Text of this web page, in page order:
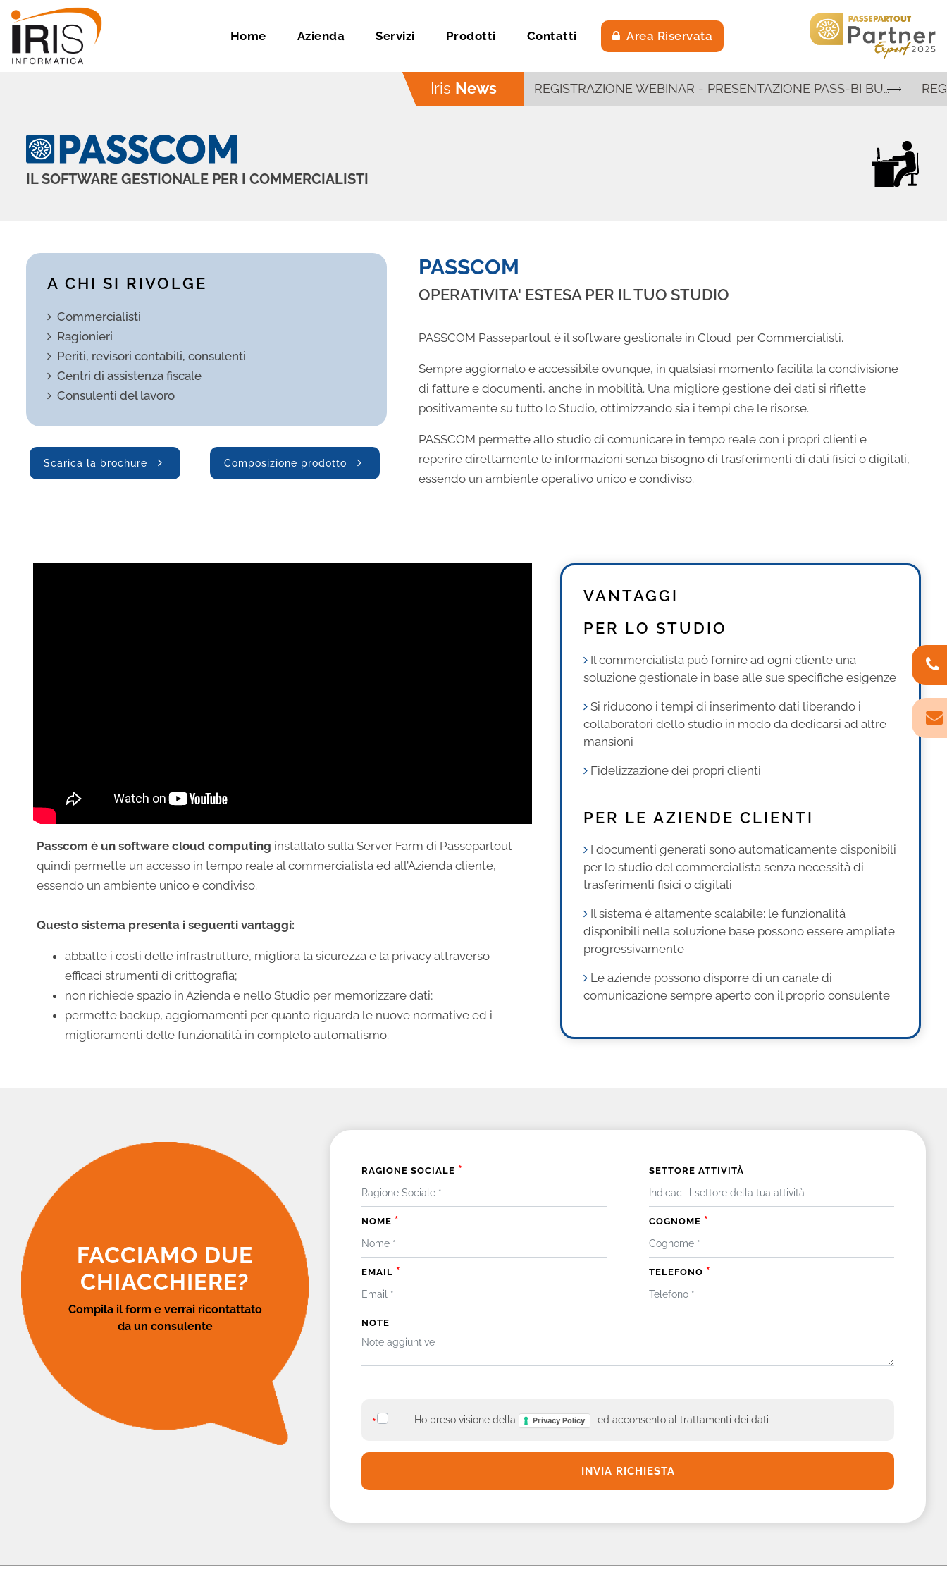
Home Azienda Servizi Prodotti Contatti Area Riservata
Iris News REGISTRAZIONE WEBINAR - PRESENTAZIONE PASS-BI BUSINESS INTELLIGENCE E INTELLIGENZA ARTIFICIALE
IL SOFTWARE GESTIONALE PER I COMMERCIALISTI
A CHI SI RIVOLGE
Commercialisti
Ragionieri
Periti, revisori contabili, consulenti
Centri di assistenza fiscale
Consulenti del lavoro
Scarica la brochure Composizione prodotto
PASSCOM
OPERATIVITA' ESTESA PER IL TUO STUDIO
PASSCOM Passepartout è il software gestionale in Cloud per Commercialisti.
Sempre aggiornato e accessibile ovunque, in qualsiasi momento facilita la condivisione
di fatture e documenti, anche in mobilità. Una migliore gestione dei dati si riflette
positivamente su tutto lo Studio, ottimizzando sia i tempi che le risorse.
PASSCOM permette allo studio di comunicare in tempo reale con i propri clienti e
reperire direttamente le informazioni senza bisogno di trasferimenti di dati fisici o digitali,
essendo un ambiente operativo unico e condiviso.
Passcom è un software cloud computing installato sulla Server Farm di Passepartout
quindi permette un accesso in tempo reale al commercialista ed all’Azienda cliente,
essendo un ambiente unico e condiviso.
Questo sistema presenta i seguenti vantaggi:
abbatte i costi delle infrastrutture, migliora la sicurezza e la privacy attraverso
efficaci strumenti di crittografia;
non richiede spazio in Azienda e nello Studio per memorizzare dati;
permette backup, aggiornamenti per quanto riguarda le nuove normative ed i
miglioramenti delle funzionalità in completo automatismo.
VANTAGGI
PER LO STUDIO
Il commercialista può fornire ad ogni cliente una
soluzione gestionale in base alle sue specifiche esigenze
Si riducono i tempi di inserimento dati liberando i
collaboratori dello studio in modo da dedicarsi ad altre
mansioni
Fidelizzazione dei propri clienti
PER LE AZIENDE CLIENTI
I documenti generati sono automaticamente disponibili
per lo studio del commercialista senza necessità di
trasferimenti fisici o digitali
Il sistema è altamente scalabile: le funzionalità
disponibili nella soluzione base possono essere ampliate
progressivamente
Le aziende possono disporre di un canale di
comunicazione sempre aperto con il proprio consulente
FACCIAMO DUE
CHIACCHIERE?
Compila il form e verrai ricontattato
da un consulente
RAGIONE SOCIALE * SETTORE ATTIVITÀ
NOME * COGNOME *
EMAIL * TELEFONO *
NOTE
*
Ho preso visione della Privacy Policy ed acconsento al trattamenti dei dati